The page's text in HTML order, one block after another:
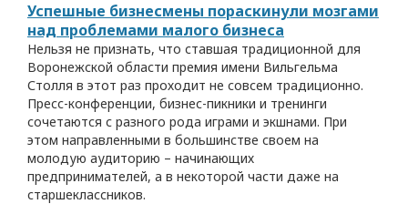
Успешные бизнесмены пораскинули мозгами
над проблемами малого бизнеса
Нельзя не признать, что ставшая традиционной для
Воронежской области премия имени Вильгельма
Столля в этот раз проходит не совсем традиционно.
Пресс-конференции, бизнес-пикники и тренинги
сочетаются с разного рода играми и экшнами. При
этом направленными в большинстве своем на
молодую аудиторию – начинающих
предпринимателей, а в некоторой части даже на
старшеклассников.